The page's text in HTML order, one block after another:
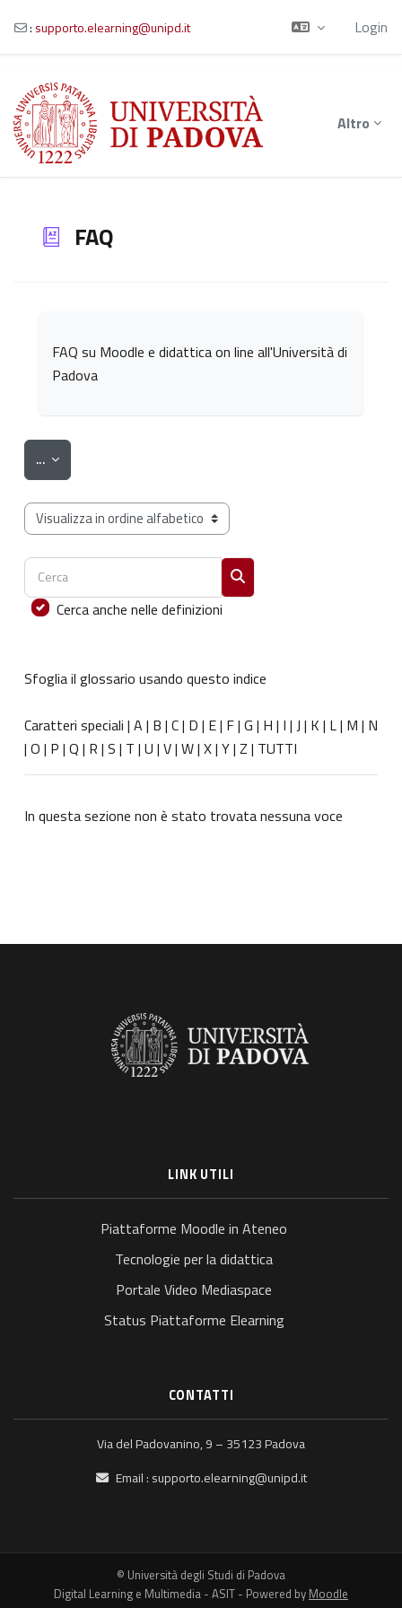
Vai al contenuto principale
: supporto.elearning@unipd.it Login
Altro
FAQ
FAQ su Moodle e didattica on line all'Università di
Padova
... Esporta voci
Sfoglia il glossario usando questo indice
Cerca
Cerca
Cerca anche nelle definizioni
Sfoglia il glossario usando questo indice
Caratteri speciali | A | B | C| D | E| F| G | H | I | J | K | L| M | N
| O | P | Q | R | S | T | U | V| W| X| Y| Z | TUTTI
In questa sezione non è stato trovata nessuna voce
LINK UTILI
Piattaforme Moodle in Ateneo
Tecnologie per la didattica
Portale Video Mediaspace
Status Piattaforme Elearning
CONTATTI
Via del Padovanino, 9 – 35123 Padova
Email : supporto.elearning@unipd.it
© Università degli Studi di Padova
Digital Learning e Multimedia - ASIT - Powered by Moodle